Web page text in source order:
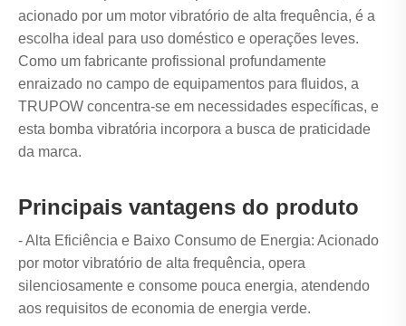
acionado por um motor vibratório de alta frequência, é a
escolha ideal para uso doméstico e operações leves.
Como um fabricante profissional profundamente
enraizado no campo de equipamentos para fluidos, a
TRUPOW concentra-se em necessidades específicas, e
esta bomba vibratória incorpora a busca de praticidade
da marca.
Principais vantagens do produto
- Alta Eficiência e Baixo Consumo de Energia: Acionado
por motor vibratório de alta frequência, opera
silenciosamente e consome pouca energia, atendendo
aos requisitos de economia de energia verde.